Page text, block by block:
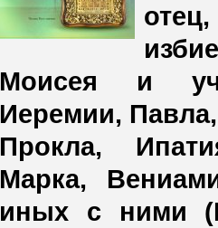
Моисея и
Иеремии,
Прокла,
Марка,
иных с ними